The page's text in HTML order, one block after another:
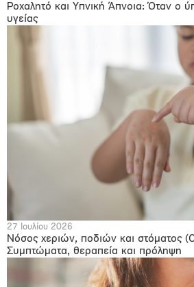
Ροχαλητό και Υπνική Άπνοια: Όταν ο
υγείας
27 Ιουλίου 2026
Νόσος χεριών, ποδιών και στόματος
Συμπτώματα, θεραπεία και πρόληψη